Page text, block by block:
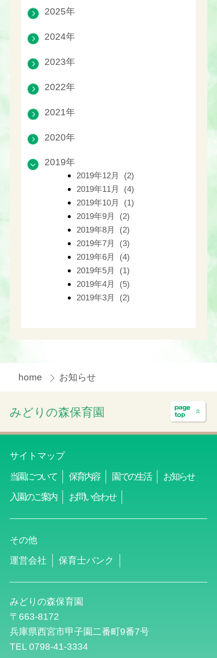
2025年
2024年
2023年
2022年
2021年
2020年
2019年
2019年12月 (2)
2019年11月 (4)
2019年10月 (1)
2019年9月 (2)
2019年8月 (2)
2019年7月 (3)
2019年6月 (4)
2019年5月 (1)
2019年4月 (5)
2019年3月 (2)
home お知らせ
みどりの森保育園
サイトマップ
当園について 保育内容 園での生活 お知らせ
入園のご案内 お問い合わせ
みどりの森保育園
〒663-8172
兵庫県西宮市甲子園二番町9番7号
TEL 0798-41-3334
その他
運営会社 保育士バンク